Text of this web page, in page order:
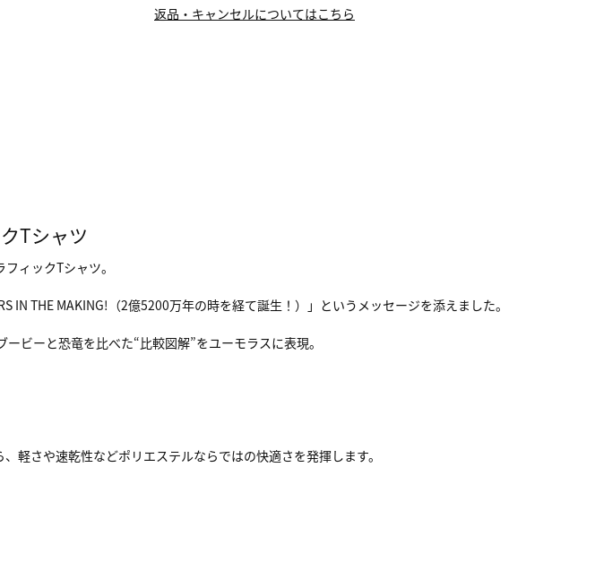
返品・キャンセルについてはこちら
Tシャツ
ィックTシャツ。
IN THE MAKING!（2億5200万年の時を経て誕生！）」というメッセージを添えました。
ビーと恐竜を比べた“比較図解”をユーモラスに表現。
軽さや速乾性などポリエステルならではの快適さを発揮します。